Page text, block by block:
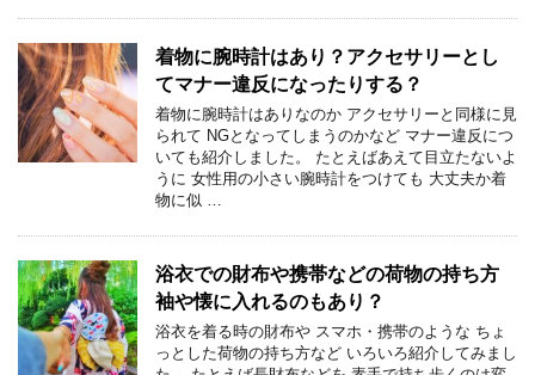
着物に腕時計はあり？アクセサリーとし
てマナー違反になったりする？
着物に腕時計はありなのか アクセサリーと同様に見
られて NGとなってしまうのかなど マナー違反につ
いても紹介しました。 たとえばあえて目立たないよ
うに 女性用の小さい腕時計をつけても 大丈夫か着
物に似 …
浴衣での財布や携帯などの荷物の持ち方
袖や懐に入れるのもあり？
浴衣を着る時の財布や スマホ・携帯のような ちょ
っとした荷物の持ち方など いろいろ紹介してみまし